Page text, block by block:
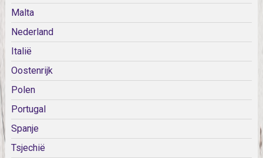
Malta
Nederland
Italië
Oostenrijk
Polen
Portugal
Spanje
Tsjechië